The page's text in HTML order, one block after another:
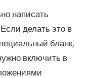
написать
делать это в
бланк,
включить в